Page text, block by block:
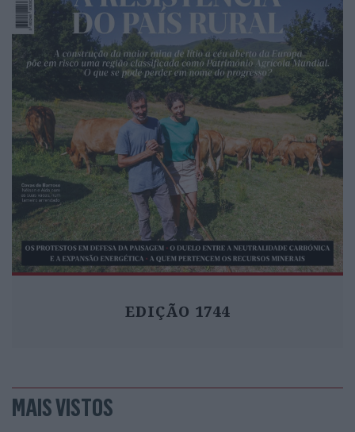
EDIÇÃO 1744
MAIS VISTOS